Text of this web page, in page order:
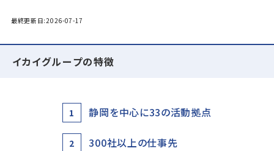
最終更新日:2026-07-17
イカイグループの特徴
1 静岡を中心に33の活動拠点
2 300社以上の仕事先